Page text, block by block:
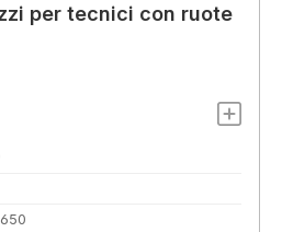
per tecnici con ruote